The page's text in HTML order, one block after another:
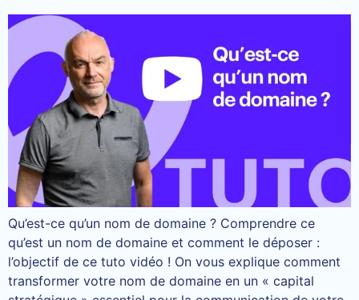
Qu’est-ce qu’un nom de domaine ? Comprendre ce
qu’est un nom de domaine et comment le déposer :
l’objectif de ce tuto vidéo ! On vous explique comment
transformer votre nom de domaine en un « capital